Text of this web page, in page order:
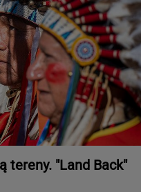
tereny. "Land Back"